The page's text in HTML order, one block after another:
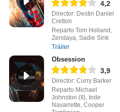
4,2
Director: Destin Daniel
Cretton
Reparto Tom Holland,
Zendaya, Sadie Sink
Tráiler
Obsession
3,9
Director: Curry Barker
Reparto Michael
Johnston (II), Inde
Navarrette, Cooper